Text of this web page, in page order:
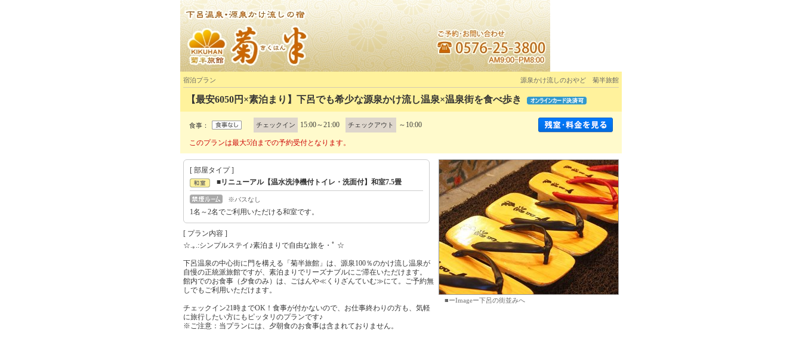
宿泊プラン 源泉かけ流しのおやど 菊半旅館
【最安6050円×素泊まり】下呂でも希少な源泉かけ流し温泉×温泉街を食べ歩き
食事： チェックイン 15:00～21:00 チェックアウト ～10:00
このプランは最大5泊までの予約受付となります。
[ 部屋タイプ ]
■リニューアル【温水洗浄機付トイレ・洗面付】和室7.5畳
※バスなし
1名～2名でご利用いただける和室です。
■ーImageー下呂の街並みへ
[ プラン内容 ]
☆.｡.:シンプルステイ♪素泊まりで自由な旅を・ﾟ ☆
下呂温泉の中心街に門を構える「菊半旅館」は、源泉100％のかけ流し温泉が
自慢の正統派旅館ですが、素泊まりでリーズナブルにご滞在いただけます。
館内でのお食事（夕食のみ）は、ごはんや≪くりざんていむ≫にて。ご予約無
しでもご利用いただけます。
チェックイン21時までOK！食事が付かないので、お仕事終わりの方も、気軽
に旅行したい方にもピッタリのプランです♪
※ご注意：当プランには、夕朝食のお食事は含まれておりません。